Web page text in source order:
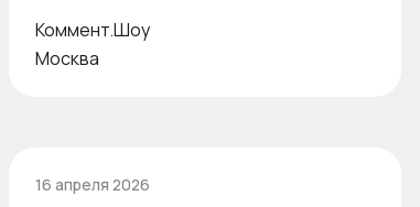
Коммент.Шоу
Москва
16 апреля 2026